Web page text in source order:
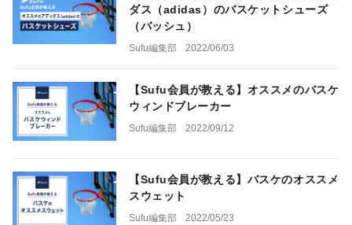
ダス（adidas）のバスケットシューズ
（バッシュ）
Sufu編集部 2022/06/03
【Sufu会員が教える】オススメのバスケ
ウィンドブレーカー
Sufu編集部 2022/09/12
【Sufu会員が教える】バスケのオススメ
スウェット
Sufu編集部 2022/05/23